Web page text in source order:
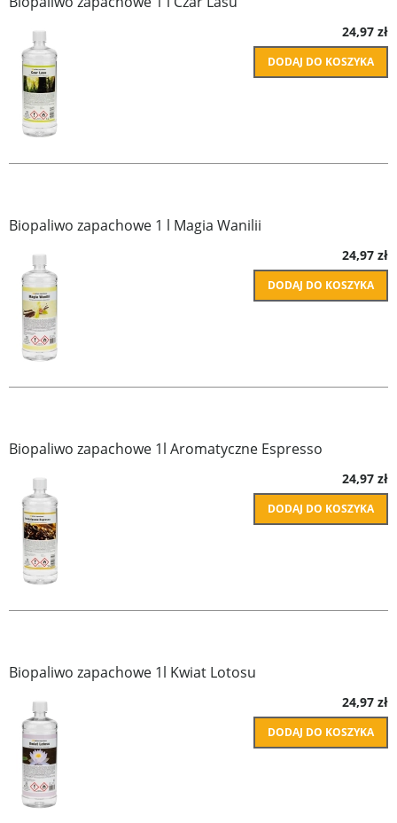
24,97 zł
DODAJ DO KOSZYKA
Biopaliwo zapachowe 1 l Magia Wanilii
24,97 zł
DODAJ DO KOSZYKA
Biopaliwo zapachowe 1l Aromatyczne Espresso
24,97 zł
DODAJ DO KOSZYKA
Biopaliwo zapachowe 1l Kwiat Lotosu
24,97 zł
DODAJ DO KOSZYKA